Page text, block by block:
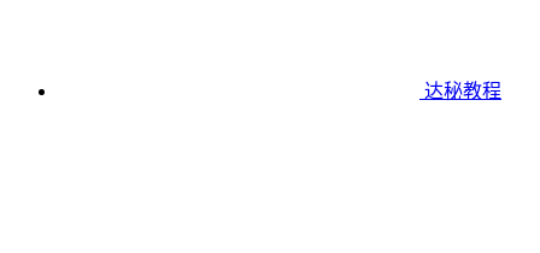
达秘教程